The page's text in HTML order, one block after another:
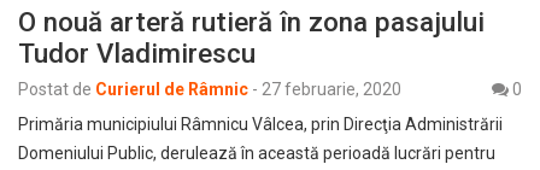
O nouă arteră rutieră în zona pasajului
Tudor Vladimirescu
Postat de Curierul de Râmnic - 27 februarie, 2020
0
Primăria municipiului Râmnicu Vâlcea, prin Direcţia Administrării
Domeniului Public, derulează în această perioadă lucrări pentru